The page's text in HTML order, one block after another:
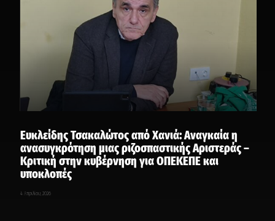
Ευκλείδης Τσακαλώτος από Χανιά: Αναγκαία η
ανασυγκρότηση μιας ριζοσπαστικής Αριστεράς –
Κριτική στην κυβέρνηση για ΟΠΕΚΕΠΕ και
υποκλοπές
4 Απριλίου, 2026